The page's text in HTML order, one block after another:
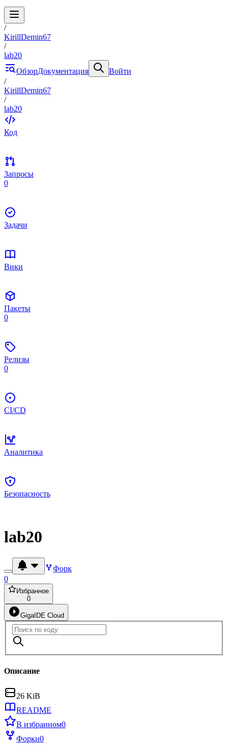
/
KirillDemin67
/
lab20
ОбзорДокументация
Войти
/
KirillDemin67
/
lab20
Код
Запросы
0
Задачи
Вики
Пакеты
0
Релизы
0
CI/CD
Аналитика
Безопасность
lab20
Форк
0
Избранное
0
GigaIDE Cloud
Описание
26 KiB
README
В избранном0
Форки0